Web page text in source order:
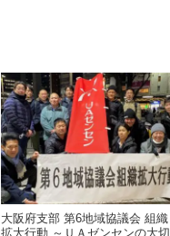
大阪府支部 第6地域協議会 組織
拡大行動 ～ＵＡゼンセンの大切